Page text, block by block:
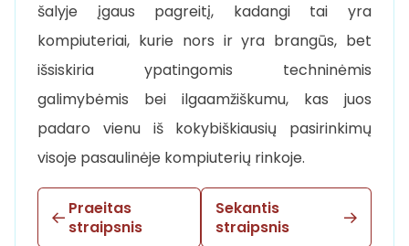
šalyje įgaus pagreitį, kadangi tai yra
kompiuteriai, kurie nors ir yra brangūs, bet
išsiskiria ypatingomis techninėmis
galimybėmis bei ilgaamžiškumu, kas juos
padaro vienu iš kokybiškiausių pasirinkimų
visoje pasaulinėje kompiuterių rinkoje.
Praeitas
straipsnis
Sekantis
straipsnis